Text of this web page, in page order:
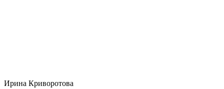
Ирина Криворотова